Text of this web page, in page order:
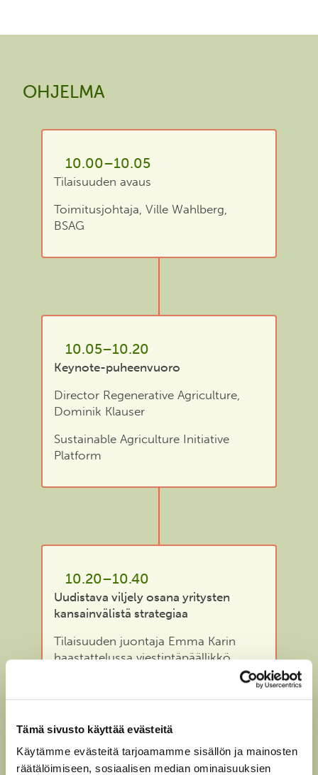
Tämä sivusto käyttää evästeitä
Käytämme evästeitä tarjoamamme sisällön ja mainosten
räätälöimiseen, sosiaalisen median ominaisuuksien
OHJELMA
10.00–10.05
Tilaisuuden avaus
Toimitusjohtaja, Ville Wahlberg,
BSAG
10.05–10.20
Keynote-puheenvuoro
Director Regenerative Agriculture,
Dominik Klauser
Sustainable Agriculture Initiative
Platform
10.20–10.40
Uudistava viljely osana yritysten
kansainvälistä strategiaa
Tilaisuuden juontaja Emma Karin
haastattelussa viestintäpäällikkö
vastuullisuuspäällikkö Lumi
Parviainen, Hankkija.